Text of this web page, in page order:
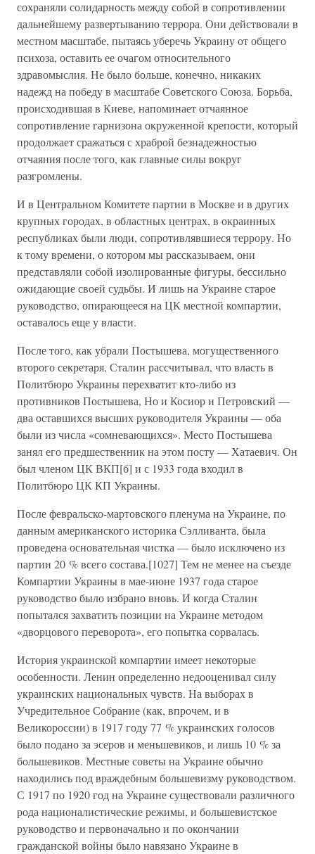
сохраняли солидарность между собой в сопротивлении
дальнейшему развертыванию террора. Они действовали в
местном масштабе, пытаясь уберечь Украину от общего
психоза, оставить ее очагом относительного
здравомыслия. Не было больше, конечно, никаких
надежд на победу в масштабе Советского Союза. Борьба,
происходившая в Киеве, напоминает отчаянное
сопротивление гарнизона окруженной крепости, который
продолжает сражаться с храброй безнадежностью
отчаяния после того, как главные силы вокруг
разгромлены.
И в Центральном Комитете партии в Москве и в других
крупных городах, в областных центрах, в окраинных
республиках были люди, сопротивлявшиеся террору. Но
к тому времени, о котором мы рассказываем, они
представляли собой изолированные фигуры, бессильно
ожидающие своей судьбы. И лишь на Украине старое
руководство, опирающееся на ЦК местной компартии,
оставалось еще у власти.
После того, как убрали Постышева, могущественного
второго секретаря, Сталин рассчитывал, что власть в
Политбюро Украины перехватит кто-либо из
противников Постышева, Но и Косиор и Петровский —
два оставшихся высших руководителя Украины — оба
были из числа «сомневающихся». Место Постышева
занял его предшественник на этом посту — Хатаевич. Он
был членом ЦК ВКП[б] и с 1933 года входил в
Политбюро ЦК КП Украины.
После февральско-мартовского пленума на Украине, по
данным американского историка Сэлливанта, была
проведена основательная чистка — было исключено из
партии 20 % всего состава.[1027] Тем не менее на съезде
Компартии Украины в мае-июне 1937 года старое
руководство было избрано вновь. И когда Сталин
попытался захватить позиции на Украине методом
«дворцового переворота», его попытка сорвалась.
История украинской компартии имеет некоторые
особенности. Ленин определенно недооценивал силу
украинских национальных чувств. На выборах в
Учредительное Собрание (как, впрочем, и в
Великороссии) в 1917 году 77 % украинских голосов
было подано за эсеров и меньшевиков, и лишь 10 % за
большевиков. Местные советы на Украине обычно
находились под враждебным большевизму руководством.
С 1917 по 1920 год на Украине существовали различного
рода националистические режимы, и большевистское
руководство и первоначально и по окончании
гражданской войны было навязано Украине в